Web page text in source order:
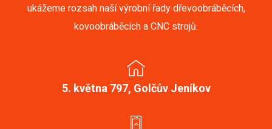
ukážeme rozsah naší výrobní řady dřevoobráběcích,
kovoobráběcích a CNC strojů.
5. května 797, Golčův Jeníkov